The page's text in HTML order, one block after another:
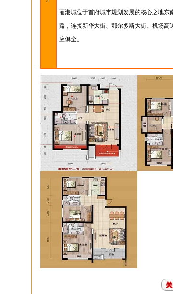
丽港城位于首府城市规划发展的核心之地东
路，连接新华大街、鄂尔多斯大街、机场
应俱全。